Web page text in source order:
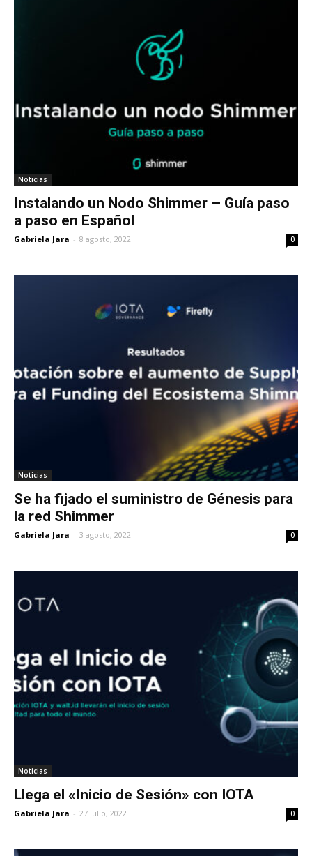
Noticias
Instalando un Nodo Shimmer – Guía paso
a paso en Español
Gabriela Jara - 8 agosto, 2022 0
Noticias
Se ha fijado el suministro de Génesis para
la red Shimmer
Gabriela Jara - 3 agosto, 2022 0
Noticias
Llega el «Inicio de Sesión» con IOTA
Gabriela Jara - 27 julio, 2022 0